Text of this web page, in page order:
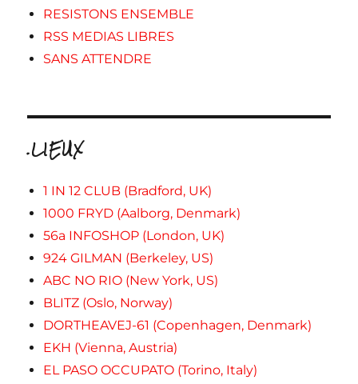
RESISTONS ENSEMBLE
RSS MEDIAS LIBRES
SANS ATTENDRE
.LIEUX
1 IN 12 CLUB (Bradford, UK)
1000 FRYD (Aalborg, Denmark)
56a INFOSHOP (London, UK)
924 GILMAN (Berkeley, US)
ABC NO RIO (New York, US)
BLITZ (Oslo, Norway)
DORTHEAVEJ-61 (Copenhagen, Denmark)
EKH (Vienna, Austria)
EL PASO OCCUPATO (Torino, Italy)